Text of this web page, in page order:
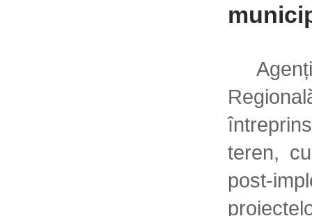
teren,
post-